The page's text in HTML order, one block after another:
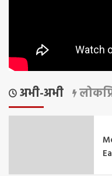
अभी-अभी